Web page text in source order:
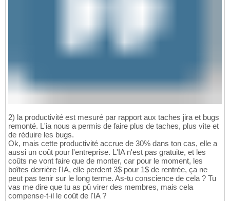
2) la productivité est mesuré par rapport aux taches jira et bugs
remonté. L'ia nous a permis de faire plus de taches, plus vite et
de réduire les bugs.
Ok, mais cette productivité accrue de 30% dans ton cas, elle a
aussi un coût pour l'entreprise. L'IA n'est pas gratuite, et les
coûts ne vont faire que de monter, car pour le moment, les
boîtes derrière l'IA, elle perdent 3$ pour 1$ de rentrée, ça ne
peut pas tenir sur le long terme. As-tu conscience de cela ? Tu
vas me dire que tu as pû virer des membres, mais cela
compense-t-il le coût de l'IA ?